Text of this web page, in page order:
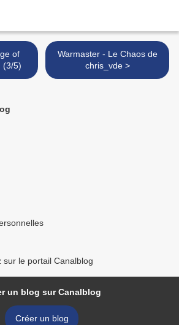
(3/5)
Warmaster - Le Chaos de
chris_vde >
sur le portail Canalblog
un blog sur Canalblog
Créer un blog